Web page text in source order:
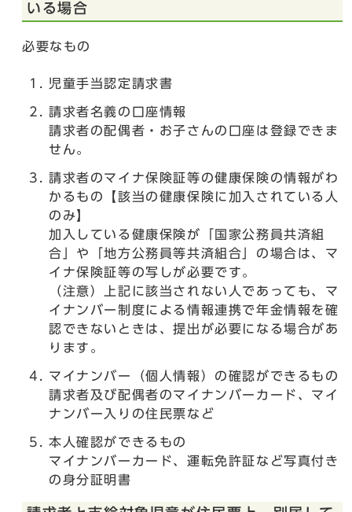
いる場合
必要なもの
児童手当認定請求書
請求者名義の口座情報
請求者の配偶者・お子さんの口座は登録できま
せん。
請求者のマイナ保険証等の健康保険の情報がわ
かるもの【該当の健康保険に加入されている人
のみ】
加入している健康保険が「国家公務員共済組
合」や「地方公務員等共済組合」の場合は、マ
イナ保険証等の写しが必要です。
（注意）上記に該当されない人であっても、マ
イナンバー制度による情報連携で年金情報を確
認できないときは、提出が必要になる場合があ
ります。
マイナンバー（個人情報）の確認ができるもの
請求者及び配偶者のマイナンバーカード、マイ
ナンバー入りの住民票など
本人確認ができるもの
マイナンバーカード、運転免許証など写真付き
の身分証明書